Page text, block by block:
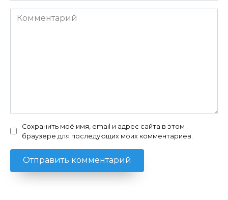
Комментарий
Сохранить моё имя, email и адрес сайта в этом
браузере для последующих моих комментариев.